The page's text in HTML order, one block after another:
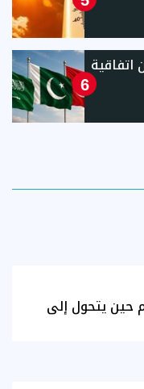
6
اتفاقية
حين يتحول إلى